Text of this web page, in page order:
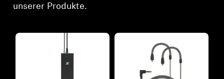
unserer Produkte.